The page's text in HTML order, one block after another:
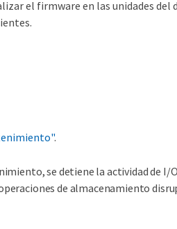
el firmware en las unidades del
.
se detiene la actividad de I/
de almacenamiento